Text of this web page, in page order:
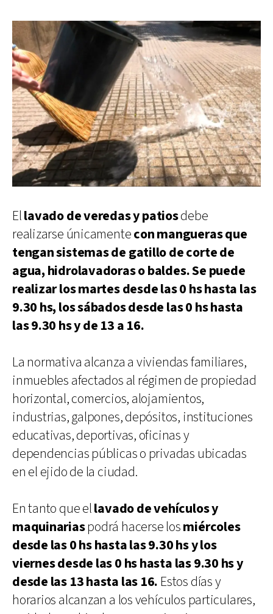
Ellavado de veredas y patiosdebe
realizarse únicamentecon mangueras que
tengan sistemas de gatillo de corte de
agua, hidrolavadoras o baldes. Se puede
realizar los martes desde las 0 hs hasta las
9.30 hs, los sábados desde las 0 hs hasta
las 9.30 hs y de 13 a 16.
La normativa alcanza a viviendas familiares,
inmuebles afectados al régimen de propiedad
horizontal, comercios, alojamientos,
industrias, galpones, depósitos, instituciones
educativas, deportivas, oficinas y
dependencias públicas o privadas ubicadas
en el ejido de la ciudad.
En tanto que ellavado de vehículos y
maquinariaspodrá hacerse losmiércoles
desde las 0 hs hasta las 9.30 hs y los
viernes desde las 0 hs hasta las 9.30 hs y
desde las 13 hasta las 16. Estos días y
horarios alcanzan a los vehículos particulares,